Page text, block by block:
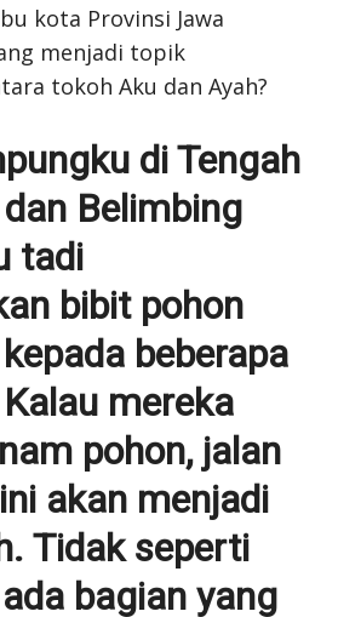
kota Provinsi Jawa
menjadi topik
tokoh Aku dan Ayah?
di Tengah
Belimbing
tadi
bibit pohon
beberapa
mereka
pohon, jalan
akan menjadi
Tidak seperti
bagian yang